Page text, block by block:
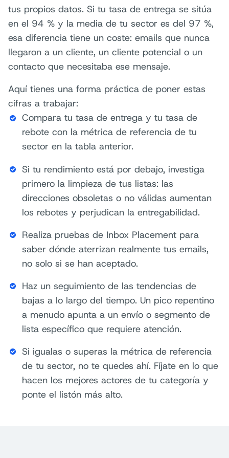
tus propios datos. Si tu tasa de entrega se sitúa
en el 94 % y la media de tu sector es del 97 %,
esa diferencia tiene un coste: emails que nunca
llegaron a un cliente, un cliente potencial o un
contacto que necesitaba ese mensaje.
Aquí tienes una forma práctica de poner estas
cifras a trabajar:
Compara tu tasa de entrega y tu tasa de
rebote con la métrica de referencia de tu
sector en la tabla anterior.
Si tu rendimiento está por debajo, investiga
primero la limpieza de tus listas: las
direcciones obsoletas o no válidas aumentan
los rebotes y perjudican la entregabilidad.
Realiza pruebas de Inbox Placement para
saber dónde aterrizan realmente tus emails,
no solo si se han aceptado.
Haz un seguimiento de las tendencias de
bajas a lo largo del tiempo. Un pico repentino
a menudo apunta a un envío o segmento de
lista específico que requiere atención.
Si igualas o superas la métrica de referencia
de tu sector, no te quedes ahí. Fíjate en lo que
hacen los mejores actores de tu categoría y
ponte el listón más alto.